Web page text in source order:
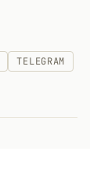
TELEGRAM